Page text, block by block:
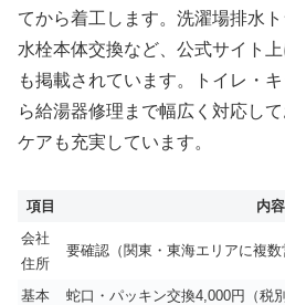
てから着工します。洗濯場排水
水栓本体交換など、公式サイト
も掲載されています。トイレ・
ら給湯器修理まで幅広く対応し
ケアも充実しています。
項目
内容
会社
住所
要確認（関東・東海エリアに複数
基本
蛇口・パッキン交換4,000円（税